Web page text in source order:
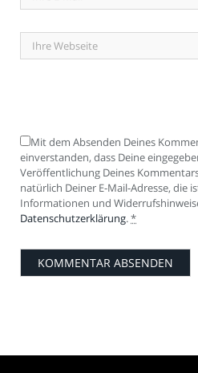
Mit dem Absenden Deines
einverstanden, dass Deine
Veröffentlichung Deines
natürlich Deiner E-Mail-Adresse, die
Informationen und
Datenschutzerklärung.*